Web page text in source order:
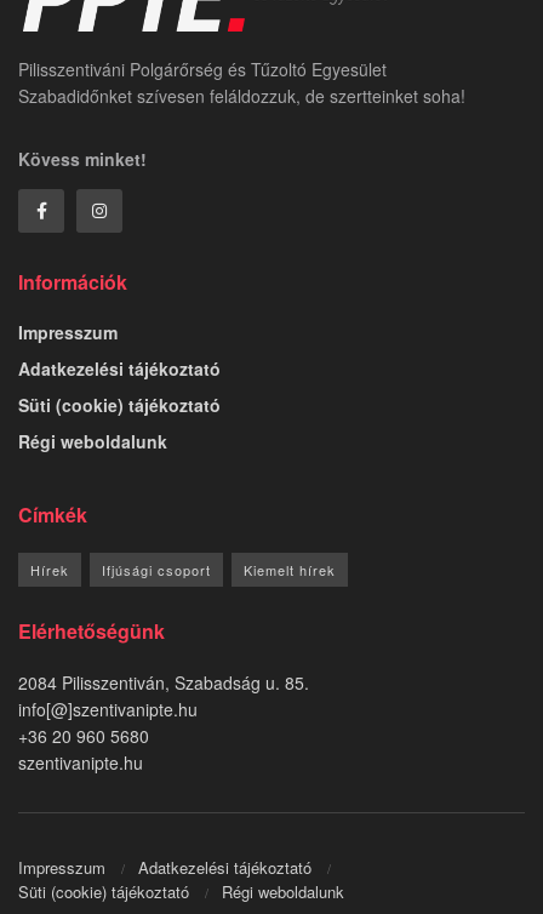
Pilisszentiváni Polgárőrség és Tűzoltó Egyesület
Szabadidőnket szívesen feláldozzuk, de szertteinket soha!
Kövess minket!
Információk
Impresszum
Adatkezelési tájékoztató
Süti (cookie) tájékoztató
Régi weboldalunk
Címkék
Hírek Ifjúsági csoport Kiemelt hírek
Elérhetőségünk
2084 Pilisszentiván, Szabadság u. 85.
info[@]szentivanipte.hu
+36 20 960 5680
szentivanipte.hu
Impresszum
Adatkezelési tájékoztató
Süti (cookie) tájékoztató
Régi weboldalunk